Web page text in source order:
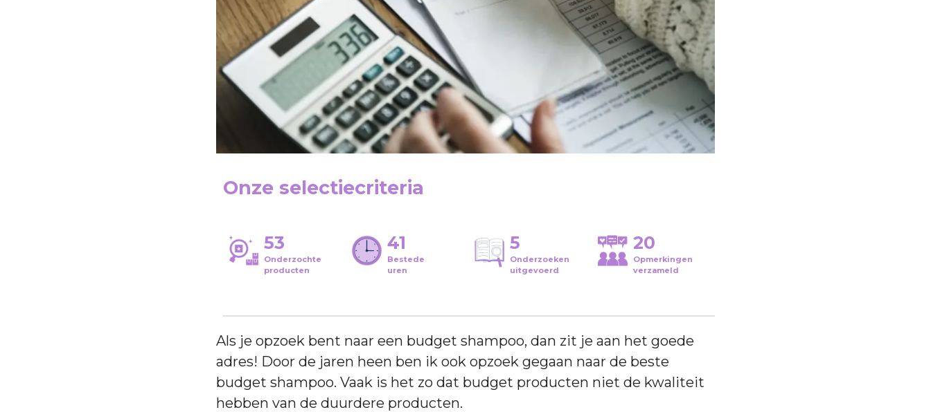
Onze selectiecriteria
53
Onderzochte
producten
41
Bestede
uren
5
Onderzoeken
uitgevoerd
20
Opmerkingen
verzameld
Als je opzoek bent naar een budget shampoo, dan zit je aan het goede
adres! Door de jaren heen ben ik ook opzoek gegaan naar de beste
budget shampoo. Vaak is het zo dat budget producten niet de kwaliteit
hebben van de duurdere producten.